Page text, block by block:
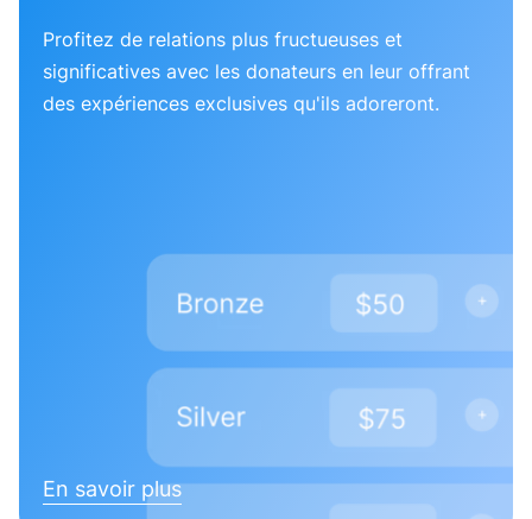
Profitez de relations plus fructueuses et
significatives avec les donateurs en leur offrant
des expériences exclusives qu'ils adoreront.
En savoir plus